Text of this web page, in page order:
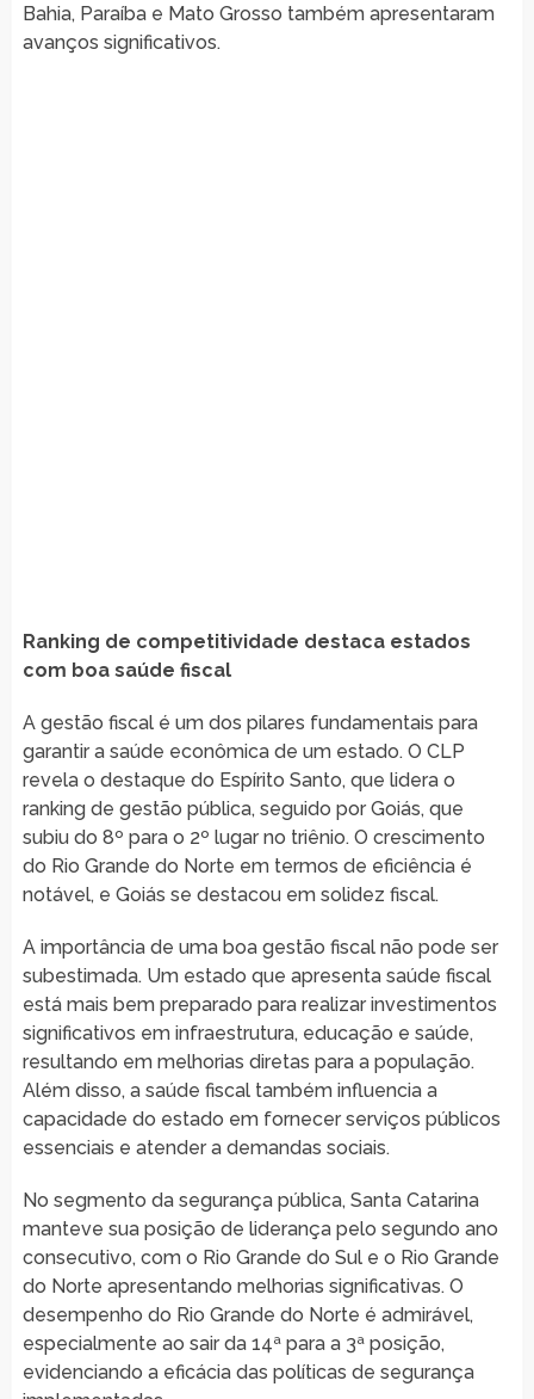
Bahia, Paraíba e Mato Grosso também apresentaram
avanços significativos.
Ranking de competitividade destaca estados
com boa saúde fiscal
A gestão fiscal é um dos pilares fundamentais para
garantir a saúde econômica de um estado. O CLP
revela o destaque do Espírito Santo, que lidera o
ranking de gestão pública, seguido por Goiás, que
subiu do 8º para o 2º lugar no triênio. O crescimento
do Rio Grande do Norte em termos de eficiência é
notável, e Goiás se destacou em solidez fiscal.
A importância de uma boa gestão fiscal não pode ser
subestimada. Um estado que apresenta saúde fiscal
está mais bem preparado para realizar investimentos
significativos em infraestrutura, educação e saúde,
resultando em melhorias diretas para a população.
Além disso, a saúde fiscal também influencia a
capacidade do estado em fornecer serviços públicos
essenciais e atender a demandas sociais.
No segmento da segurança pública, Santa Catarina
manteve sua posição de liderança pelo segundo ano
consecutivo, com o Rio Grande do Sul e o Rio Grande
do Norte apresentando melhorias significativas. O
desempenho do Rio Grande do Norte é admirável,
especialmente ao sair da 14ª para a 3ª posição,
evidenciando a eficácia das políticas de segurança